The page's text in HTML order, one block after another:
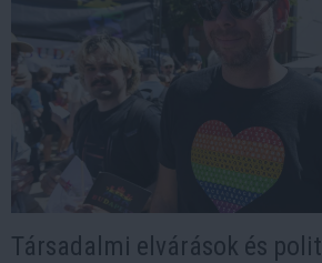
Társadalmi elvárások és